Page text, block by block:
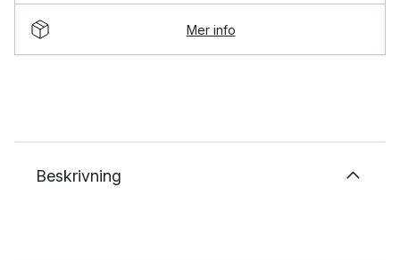
Mer info
Beskrivning